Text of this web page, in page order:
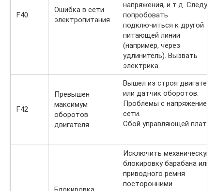
F40
Ошибка в сети
электропитания
напряжения, и т.д. Следует
попробовать
подключиться к другой
питающей линии
(например, через
удлинитель). Вызвать
электрика.
F42
Превышен
максимум
оборотов
двигателя
Вышел из строя двигатель
или датчик оборотов.
Проблемы с напряжением
сети.
Сбой управляющей платы.
Исключить механическую
блокировку барабана или
приводного ремня
посторонними